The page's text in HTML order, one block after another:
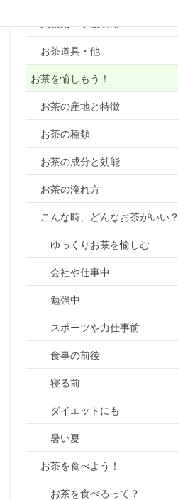
お茶道具・他
お茶を愉しもう！
お茶の産地と特徴
お茶の種類
お茶の成分と効能
お茶の淹れ方
こんな時、どんなお茶がいい？
ゆっくりお茶を愉しむ
会社や仕事中
勉強中
スポーツや力仕事前
食事の前後
寝る前
ダイエットにも
暑い夏
お茶を食べよう！
お茶を食べるって？